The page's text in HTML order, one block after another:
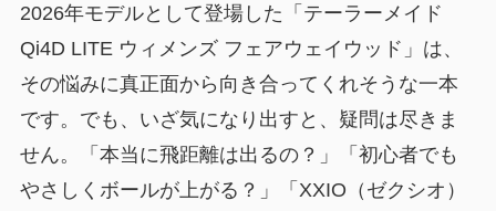
2026年モデルとして登場した「テーラーメイド
Qi4D LITE ウィメンズ フェアウェイウッド」は、
その悩みに真正面から向き合ってくれそうな一本
です。でも、いざ気になり出すと、疑問は尽きま
せん。「本当に飛距離は出るの？」「初心者でも
やさしくボールが上がる？」「XXIO（ゼクシオ）